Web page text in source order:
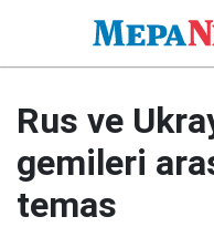
Rus ve
gemileri
temas